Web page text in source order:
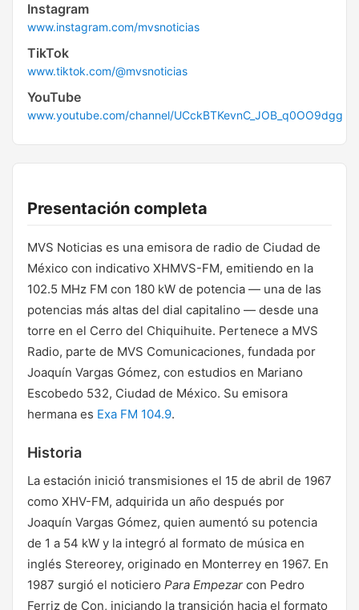
Instagram
www.instagram.com/mvsnoticias
TikTok
www.tiktok.com/@mvsnoticias
YouTube
www.youtube.com/channel/UCckBTKevnC_JOB_q0OO9dgg
Presentación completa
MVS Noticias es una emisora de radio de Ciudad de
México con indicativo XHMVS-FM, emitiendo en la
102.5 MHz FM con 180 kW de potencia — una de las
potencias más altas del dial capitalino — desde una
torre en el Cerro del Chiquihuite. Pertenece a MVS
Radio, parte de MVS Comunicaciones, fundada por
Joaquín Vargas Gómez, con estudios en Mariano
Escobedo 532, Ciudad de México. Su emisora
hermana es Exa FM 104.9.
Historia
La estación inició transmisiones el 15 de abril de 1967
como XHV-FM, adquirida un año después por
Joaquín Vargas Gómez, quien aumentó su potencia
de 1 a 54 kW y la integró al formato de música en
inglés Stereorey, originado en Monterrey en 1967. En
1987 surgió el noticiero Para Empezar con Pedro
Ferriz de Con, iniciando la transición hacia el formato